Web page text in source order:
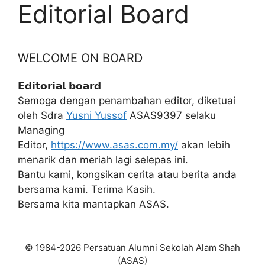
Editorial Board
WELCOME ON BOARD
𝗘𝗱𝗶𝘁𝗼𝗿𝗶𝗮𝗹 𝗯𝗼𝗮𝗿𝗱
Semoga dengan penambahan editor, diketuai
oleh Sdra Yusni Yussof ASAS9397 selaku
Managing
Editor, https://www.asas.com.my/ akan lebih
menarik dan meriah lagi selepas ini.
Bantu kami, kongsikan cerita atau berita anda
bersama kami. Terima Kasih.
Bersama kita mantapkan ASAS.
© 1984-2026 Persatuan Alumni Sekolah Alam Shah
(ASAS)